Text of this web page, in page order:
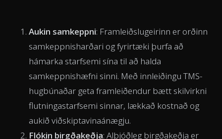
Aukin samkeppni: Framleiðslugeirinn er orðinn
samkeppnisharðari og fyrirtæki þurfa að
hámarka starfsemi sína til að halda
samkeppnishæfni sinni. Með innleiðingu TMS-
hugbúnaðar geta framleiðendur bætt skilvirkni
flutningastarfsemi sinnar, lækkað kostnað og
aukið viðskiptavinaánægju.
Flókin birgðakeðja: Alþjóðleg birgðakeðja er